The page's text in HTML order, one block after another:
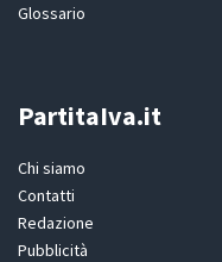
Glossario
PartitaIva.it
Chi siamo
Contatti
Redazione
Pubblicità